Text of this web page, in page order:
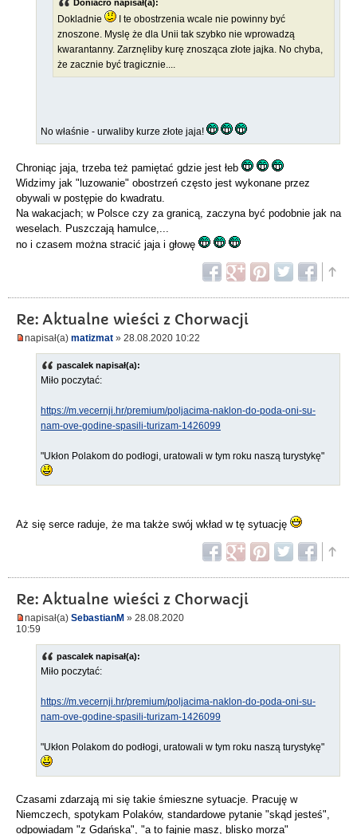
Doniacro napisał(a):
Dokladnie
I te obostrzenia wcale nie powinny być
znoszone. Myslę że dla Unii tak szybko nie wprowadzą
kwarantanny. Zarznęliby kurę znosząca złote jajka. No chyba,
że zacznie być tragicznie....
No właśnie - urwaliby kurze złote jaja!
Chroniąc jaja, trzeba też pamiętać gdzie jest łeb
Widzimy jak "luzowanie" obostrzeń często jest wykonane przez
obywali w postępie do kwadratu.
Na wakacjach; w Polsce czy za granicą, zaczyna być podobnie jak na
weselach. Puszczają hamulce,...
no i czasem można stracić jaja i głowę
Re: Aktualne wieści z Chorwacji
napisał(a) matizmat » 28.08.2020 10:22
pascalek napisał(a):
Miło poczytać:
https://m.vecernji.hr/premium/poljacima-naklon-do-poda-oni-su-
nam-ove-godine-spasili-turizam-1426099
"Ukłon Polakom do podłogi, uratowali w tym roku naszą turystykę"
Aż się serce raduje, że ma także swój wkład w tę sytuację
Re: Aktualne wieści z Chorwacji
napisał(a) SebastianM » 28.08.2020
10:59
pascalek napisał(a):
Miło poczytać:
https://m.vecernji.hr/premium/poljacima-naklon-do-poda-oni-su-
nam-ove-godine-spasili-turizam-1426099
"Ukłon Polakom do podłogi, uratowali w tym roku naszą turystykę"
Czasami zdarzają mi się takie śmieszne sytuacje. Pracuję w
Niemczech, spotykam Polaków, standardowe pytanie "skąd jesteś",
odpowiadam "z Gdańska", "a to fajnie masz, blisko morza"